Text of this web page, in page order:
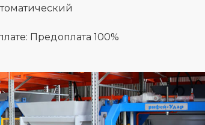
Предоплата 100%